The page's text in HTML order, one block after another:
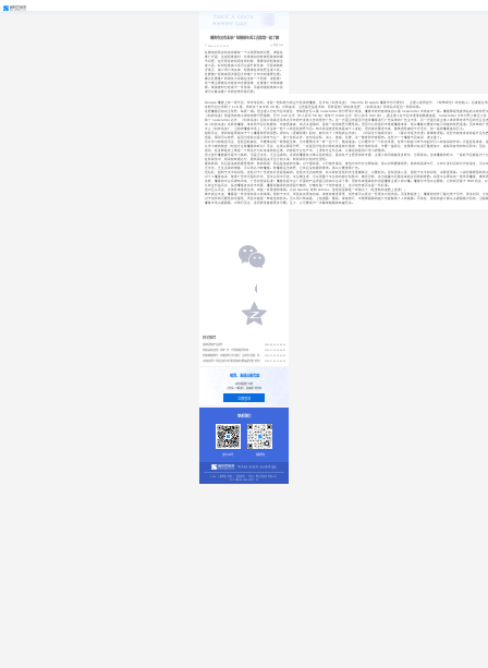
播客有没有未来？短链接生成工具和您一起了解
在做电商网店的卖家都有一个众所周知的问题，就是在
推广方面，生成短链接时，长链接如何转换短链接的细
节问题，在长网址转短网址的时候，需要用到短链接生
成工具，好的短链接工具可以提升转化率，可直接跳转
详情页，减少用户流失率，短链接在线免费生成工具。
社群推广短链接再次重回大家推广计划中的重要位置。
做过社群推广的朋友大家都应该有一个同感，就是难！
这个难主要难在内容发出去都很难，社群推广中链接被
删、链接被封已经成为一件常事，而使用缩短链接工具
就可以解决推广中的各种受限问题。
Google 播客上有一档节目，我非常爱听。这是一档科技与商业分析类的播客，名字叫《科技岛读》（Spotify 和 Apple 播客中也可搜到），主理人是周钦华，《有物报告》的创始人。后者是台湾
这档节目已录制了 119 集，我听完了其中的 39 集。对我来说，当然是受益匪浅的，同样是热门的科技话题，《科技岛读》却常给出耳目一新的视角。
这档播客目前完全免费，每周一期。但主理人也在节目中提及，他每周会写三篇 newsletter 供付费用户阅读，播客中的内容就来自三篇 newsletter 中的其中一篇。播客算是他提供给听众的免
《科技岛读》所提供的电子报有两种付费策略：月付 249 台币（约人民币 58 块）或年付 2499 台币（约人民币 582 块）。据主理人在节目中透露的数据来看，newsletter 今年付费人数至少
除了 newsletter 之外，《科技岛读》目前只承接过英伟达今年的开发者大会的宣传广告。这一方面当然是因为选择播客进行广告投放的广告主不多，另一方面也是主理人本身要考虑节目的长远
如《科技岛读》这样的播客，本身的节目比较硬核，内容质量高，观点又很独到，是有一定的收费可能性的。但因为它的盈利不依靠播客本身，所以播客只能成为吸引流量的免费渠道。而传统的
不止《科技岛读》，当前的播客市场上，几乎没有一档个人的音频收费节目。知乎的讲座音频倒是由个人发起，但内容完整度不高，整体调性偏向于方法论，和一般的播客差别巨大。
相较而言，得到倒是更类似于个人播客收费的思路。得到从《逻辑思维》起家，孵化出了《李翔商业内参》，《刘润五分钟商学院》，《薛兆丰经济学课》等爆款课程。这些内容本身走的是专业
但是，得到可以收费，是因为音频只是它的环节之一，除了音频之外，还包括视频、讲义、答疑、社群，这一整套的内容服务。这些对一个播客节目来说，就太重了。
而从学习的角度而言，音频回听麻烦，不能像视频一样随意空降，也不能像文字一样一目十行，略读速读。它只能作为一个补充场景，在预习和复习环节中起到引入和加深的作用。光是音频本身，
从学习者的角度（包括专业类播客的听众）而言，之所以愿意付费，一定是因为信息对收听者是有价值的，有价值的信息，不能一遍即过，还需要对其进行整理加工，串联到其他的知识网中。因此
得到，在某种程度上像是一个新东方与好未来的结合体，内容是专业化产出，上课有专业化台本，它满足的是用户学习的需求。
但大部分播客都不是学习类的，而是泛文化、泛生活类的。这类的播客有点像以前的电台，差别在于主题更加的丰富，主理人的风格越发多样化，也更真实。这类播客的听众，一般听节目都是为了
在新闻学中，新闻有软硬之分，硬新闻是指关乎生计的大事，软新闻则比较家长里短。
硬的新闻，背后是读者的硬性需求；软的新闻，背后是读者的无聊。对于硬新闻，人们格外重视，哪怕付出代价也要获得，所以财新能够收费。软的新闻就不行，大家打发时间的方式有很多，可
泛文化、泛生活类的博客，可以称之为软播客。软播客没法收费，它背后没有硬的需求。所以只能依靠广告。
但恰好，相较于文字和视频，音频对于广告的友好度是最高的。音频无法自由拖放，听众收听音频时无法准确跳过，只能听完。音频直接入耳，相较于文字和视频，说服度更高。二战时期德国
对个人播客来说，依靠广告作为盈利方式，但平台则不尽然，平台做生态，可以将整个平台的内容打包售出，做会员制，这也是喜马拉雅这类商业机构的套路。如果平台要扶持一批优秀播客，
这样，播客和平台间就有冲突，广告究竟投给谁？播客还是平台？外围的产品界面当然由平台说了算，但转化率最高的仍然是播客主理人的口播。播客也不怕平台翻脸，它的底层基于 RSS 协议
从商业利益而言，投资播客其实并不划算，播客所赚得的资源是分散的，分散在每一个创作者身上，这对创作者而言是一件好事。
但对巨头而言，去弥补本身的生态，倒是一件靠谱的事情。比如 Spotify 收购 Gimlet，音频领域算是一家独大了（往垄断的道路上发展）。
撇开商业不谈，播客是一件非常有意义的事情。相较于文字，声音其实更加自由，审查的难度更低，创作者可以表达一些更多元的声音。而某种程度上，播客的创作门槛也低于写作，更多时间，大
对于创作的可能性和丰富性，声音无疑是一种极佳的补充。而从用户侧来看，上班通勤、睡前、或者旅行，不需要眼睛的媒介无疑解放了人的腿脚。而现在，所有的媒介都以占据眼睛为目的，当眼
播客不用占据眼睛，对我们而言，这同样意味着更多可能。至少，它可能成为一次解放眼睛的有趣尝试。
相关推荐
缩我短链接产品优势
2023-08-04 10:43:29
链接没有私密性？简单一步，为您链接保驾护航
2023-07-28 09:48:51
2023-07-28 09:32:39
如何使用同一网址生成为不同的短链接功能来提升推广转化？
2023-07-28 10:35:06
缩我，高速云服务器
实时掌握推广动态
让您深入了解用户，提高推广转化率
立即登录
联系我们